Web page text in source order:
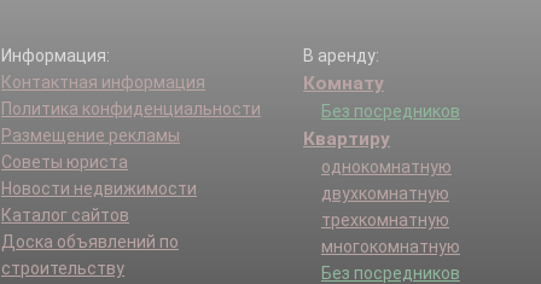
Информация:
Контактная информация
Политика конфиденциальности
Размещение рекламы
Советы юриста
Новости недвижимости
Каталог сайтов
Доска объявлений по
строительству
В аренду:
Комнату
Без посредников
Квартиру
однокомнатную
двухкомнатную
трехкомнатную
многокомнатную
Без посредников